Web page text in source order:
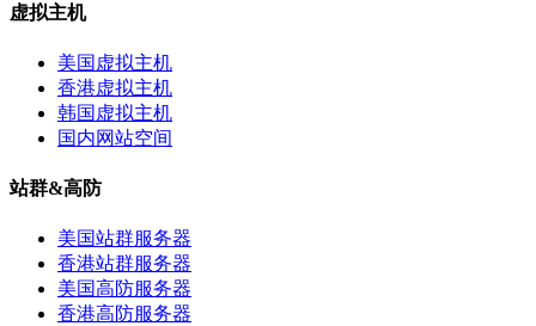
虚拟主机
美国虚拟主机
香港虚拟主机
韩国虚拟主机
国内网站空间
站群&高防
美国站群服务器
香港站群服务器
美国高防服务器
香港高防服务器